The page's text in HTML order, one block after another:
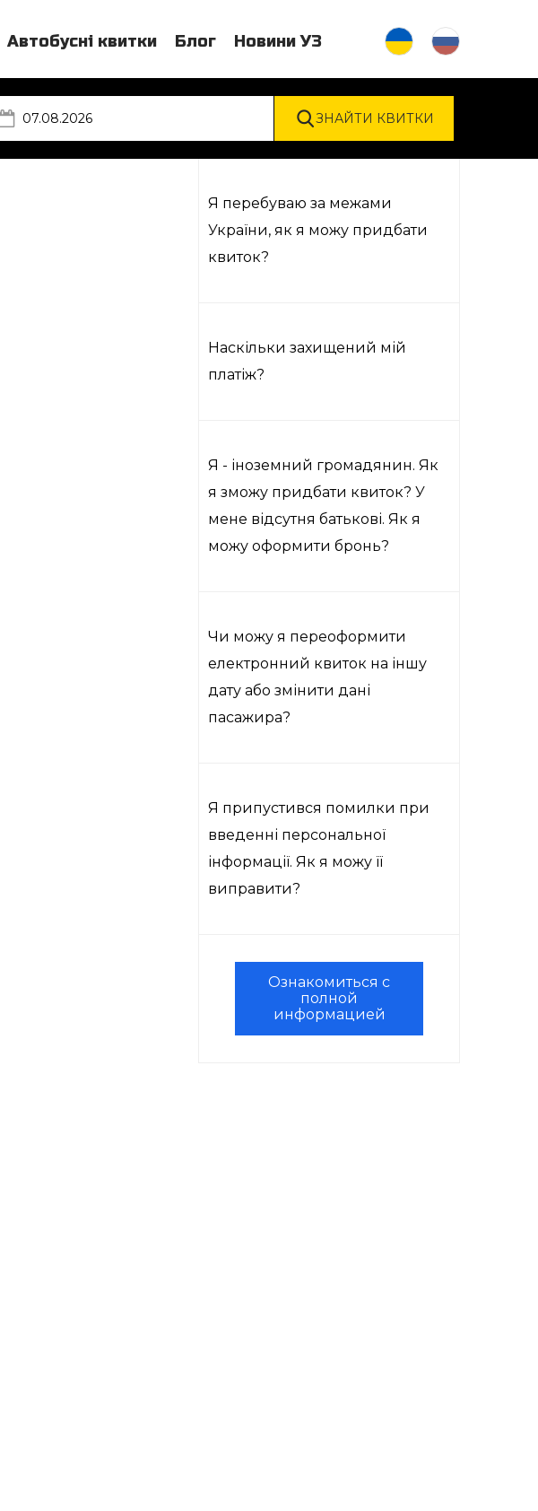
Автобусні квитки Блог Новини УЗ
Я перебуваю за межами
України, як я можу придбати
квиток?
Наскільки захищений мій
платіж?
Я - іноземний громадянин. Як
я зможу придбати квиток? У
мене відсутня батькові. Як я
можу оформити бронь?
Чи можу я переоформити
електронний квиток на іншу
дату або змінити дані
пасажира?
Я припустився помилки при
введенні персональної
інформації. Як я можу її
виправити?
Ознакомиться с
полной
информацией